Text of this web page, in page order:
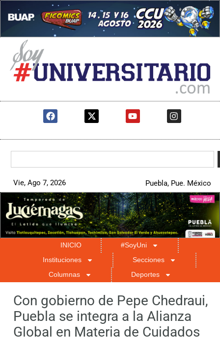
Vie, Ago 7, 2026 Puebla, Pue. México
INICIO
#SoyUni
Instituciones
Secciones
Columnas
Deportes
Con gobierno de Pepe Chedraui,
Puebla se integra a la Alianza
Global en Materia de Cuidados